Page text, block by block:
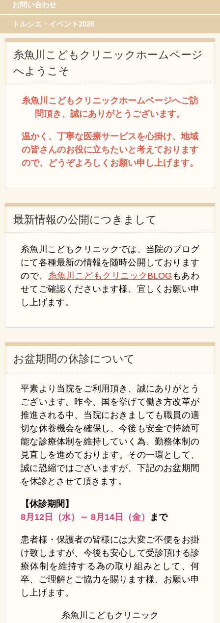
お問い合わせ
トルシエ・イベント2026
糸魚川こどもクリニックホームページ
へようこそ
糸魚川こどもクリニックホームページへご訪
問頂き、誠にありがとうございます。
温かく、丁寧な医療サービスを心掛け、地域
の皆さんのお役に立ちたいと考えております
ので、どうぞよろしくお願い申し上げます。
最新情報の公開につきまして
糸魚川こどもクリニックでは、当院のブログ
にて各種最新の情報を随時公開しております
ので、
糸魚川こどもクリニックBLOG もあわ
せてご確認くださいます様、宜しくお願い申
し上げます。
お盆期間の休診について
平素より当院をご利用頂き、誠にありがとう
ございます。昨今、国を挙げて働き方改革が
推進される中、当院におきましても職員の適
切な休養機会を確保し、今後も安全で持続可
能な診療体制を維持していく為、勤務体制の
見直しを進めております。その一環として、
誠に恐縮ではございますが、下記のお盆期間
を休診とさせて頂きます。
【休診期間】
8月12日（水）～ 8月14日（金）
まで
患者様・保護者の皆様には大変ご不便をお掛
け致しますが、今後も安心して受診頂ける診
療体制を維持する為の取り組みとして、何
卒、ご理解とご協力を賜ります様、お願い申
し上げます。
糸魚川こどもクリニック